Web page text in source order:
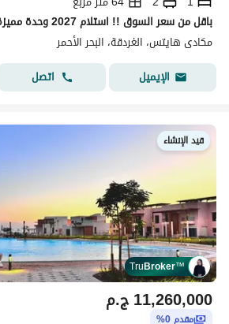
باقل من سعر السوق !! استلام 2027 وحدة مميزة
مكادى هايتس، الغردقة، البحر الأحمر
الإيميل
اتصل
قيد الإنشاء
TruBroker™
ج.م11,260,000
مقدم 0%